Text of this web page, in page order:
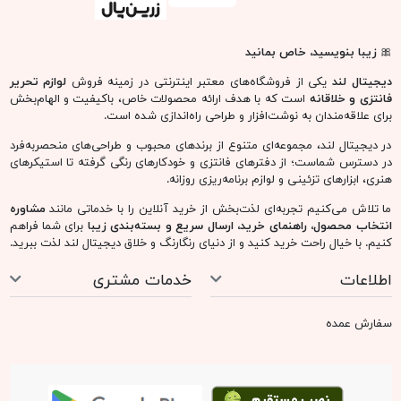
🎀زیبا بنویسید، خاص بمانید
دیجیتال لند یکی از فروشگاه‌های معتبر اینترنتی در زمینه فروش لوازم تحریر
فانتزی و خلاقانه است که با هدف ارائه محصولات خاص، باکیفیت و الهام‌بخش
برای علاقه‌مندان به نوشت‌افزار و طراحی راه‌اندازی شده است.
در دیجیتال لند، مجموعه‌ای متنوع از برندهای محبوب و طراحی‌های منحصربه‌فرد
در دسترس شماست؛ از دفترهای فانتزی و خودکارهای رنگی گرفته تا استیکرهای
هنری، ابزارهای تزئینی و لوازم برنامه‌ریزی روزانه.
ما تلاش می‌کنیم تجربه‌ای لذت‌بخش از خرید آنلاین را با خدماتی مانندمشاوره
انتخاب محصول، راهنمای خرید، ارسال سریع و بسته‌بندی زیبا برای شما فراهم
کنیم. با خیال راحت خرید کنید و از دنیای رنگارنگ و خلاق دیجیتال لند لذت ببرید.
اطلاعات خدمات مشتری
سفارش عمده